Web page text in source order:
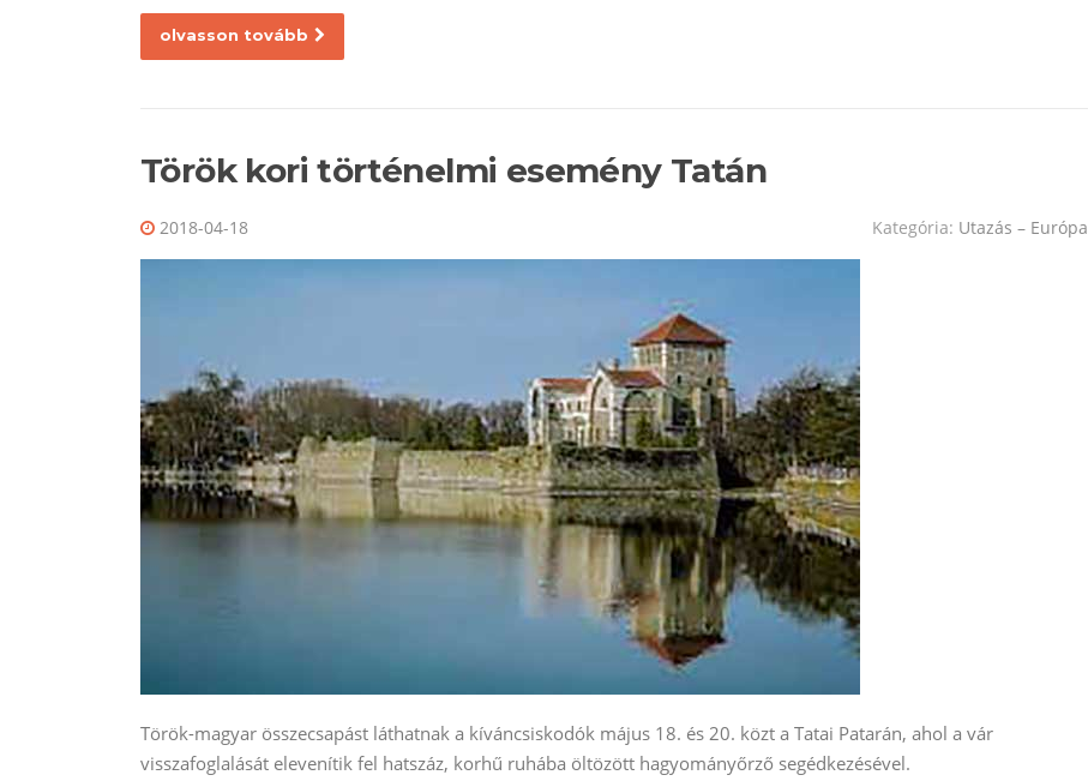
olvasson tovább
Török kori történelmi esemény Tatán
2018-04-18 Kategória: Utazás – Európa
Török-magyar összecsapást láthatnak a kíváncsiskodók május 18. és 20. közt a Tatai Patarán, ahol a vár
visszafoglalását elevenítik fel hatszáz, korhű ruhába öltözött hagyományőrző segédkezésével.